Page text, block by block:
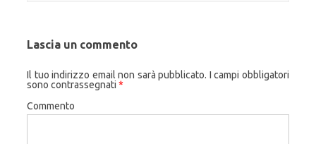
Lascia un commento
Il tuo indirizzo email non sarà pubblicato. I campi obbligatori
sono contrassegnati *
Commento